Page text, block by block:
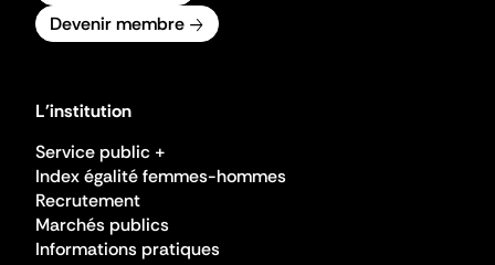
Devenir membre
L'institution
Service public +
Index égalité femmes-hommes
Recrutement
Marchés publics
Informations pratiques